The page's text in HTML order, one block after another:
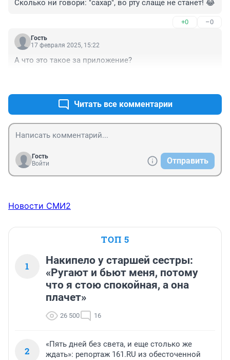
Сколько ни говори: "сахар", во рту слаще не станет! 😂
+0 –0
Гость
17 февраля 2025, 15:22
А что это такое за приложение?
Читать все комментарии
Гость
Войти
Отправить
Новости СМИ2
ТОП 5
1
Накипело у старшей сестры:
«Ругают и бьют меня, потому
что я стою спокойная, а она
плачет»
26 500 16
2
«Пять дней без света, и еще столько же
ждать»: репортаж 161.RU из обесточенной